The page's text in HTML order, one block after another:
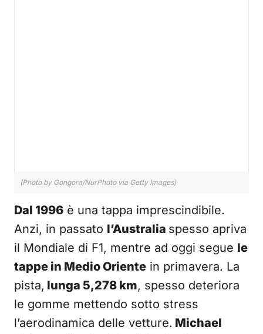
(Photo by Gongora/NurPhoto via Getty Images)
Dal 1996 è una tappa imprescindibile.
Anzi, in passato l’Australia spesso apriva
il Mondiale di F1, mentre ad oggi segue le
tappe in Medio Oriente in primavera. La
pista, lunga 5,278 km, spesso deteriora
le gomme mettendo sotto stress
l’aerodinamica delle vetture. Michael